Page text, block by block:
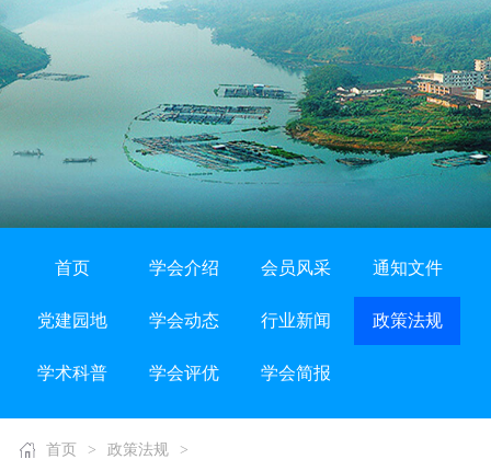
首页 学会介绍 会员风采 通知文件
党建园地 学会动态 行业新闻 政策法规
学术科普 学会评优 学会简报
首页 > 政策法规 >